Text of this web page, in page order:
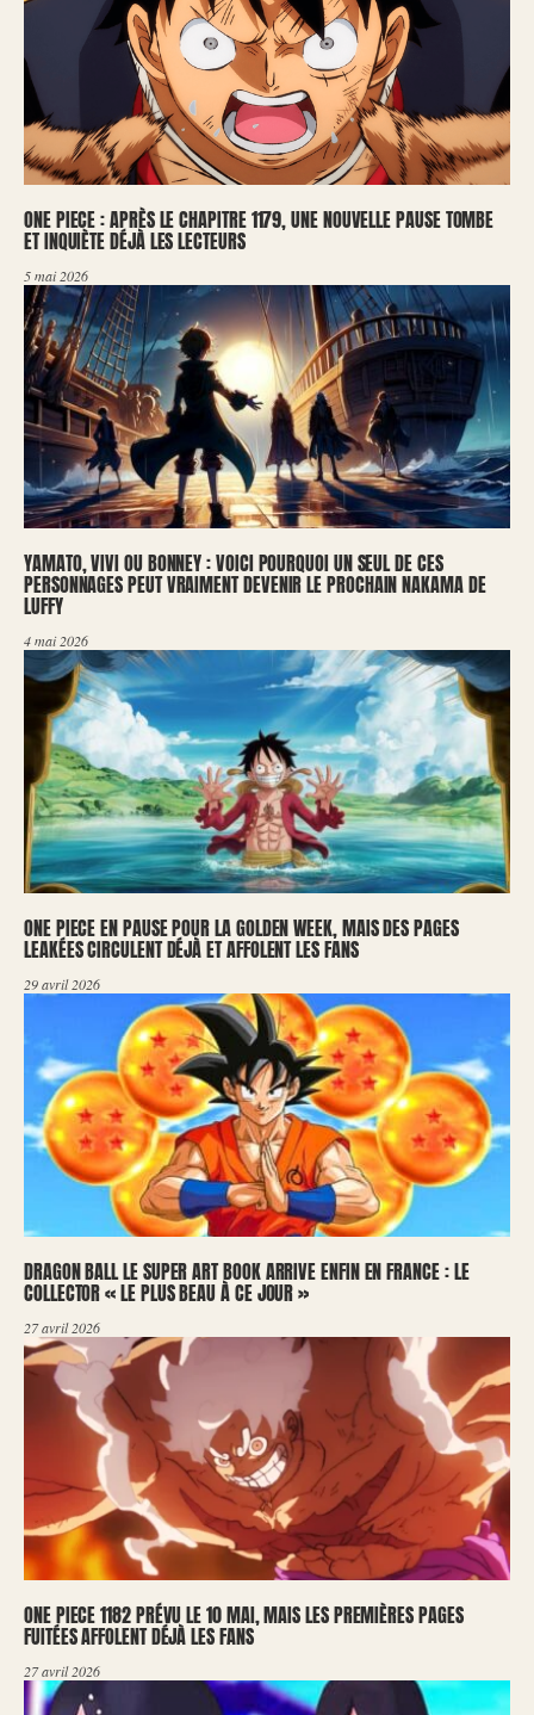
ONE PIECE : APRÈS LE CHAPITRE 1179, UNE NOUVELLE PAUSE TOMBE
ET INQUIÈTE DÉJÀ LES LECTEURS
5 mai 2026
YAMATO, VIVI OU BONNEY : VOICI POURQUOI UN SEUL DE CES
PERSONNAGES PEUT VRAIMENT DEVENIR LE PROCHAIN NAKAMA DE
LUFFY
4 mai 2026
ONE PIECE EN PAUSE POUR LA GOLDEN WEEK, MAIS DES PAGES
LEAKÉES CIRCULENT DÉJÀ ET AFFOLENT LES FANS
29 avril 2026
DRAGON BALL LE SUPER ART BOOK ARRIVE ENFIN EN FRANCE : LE
COLLECTOR « LE PLUS BEAU À CE JOUR »
27 avril 2026
ONE PIECE 1182 PRÉVU LE 10 MAI, MAIS LES PREMIÈRES PAGES
FUITÉES AFFOLENT DÉJÀ LES FANS
27 avril 2026